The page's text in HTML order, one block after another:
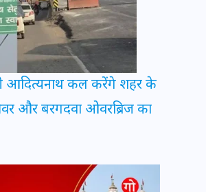
आदित्यनाथ कल करेंगे शहर के
और बरगदवा ओवरब्रिज का